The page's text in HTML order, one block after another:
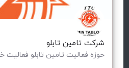
شرکت تامین تابلو